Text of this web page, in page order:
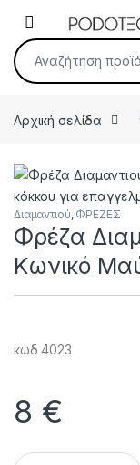
Open
Αναζήτηση για:
Αρχική σελίδα
Διαμαντιού, ΦΡΕΖΕΣ
Φρέζα
Κωνικό
κωδ 4023
8 €
Φρέζα